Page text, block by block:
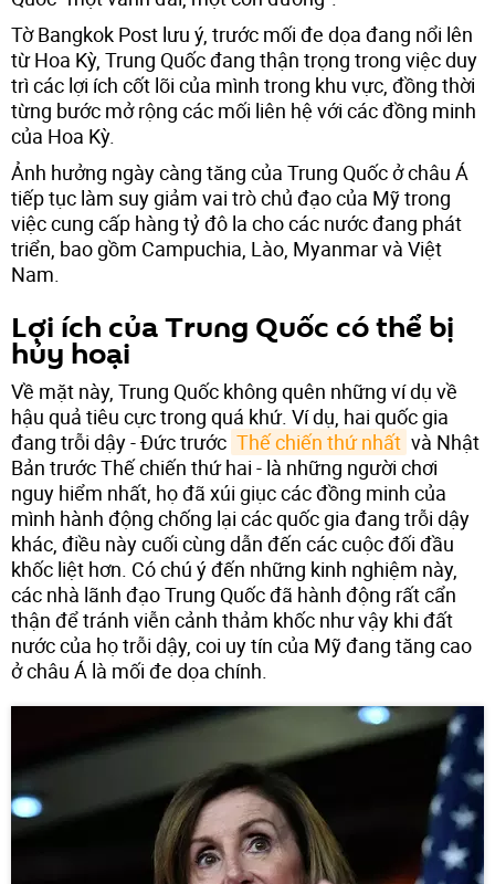
Tờ Bangkok Post lưu ý, trước mối đe dọa đang nổi lên
từ Hoa Kỳ, Trung Quốc đang thận trọng trong việc duy
trì các lợi ích cốt lõi của mình trong khu vực, đồng thời
từng bước mở rộng các mối liên hệ với các đồng minh
của Hoa Kỳ.
Ảnh hưởng ngày càng tăng của Trung Quốc ở châu Á
tiếp tục làm suy giảm vai trò chủ đạo của Mỹ trong
việc cung cấp hàng tỷ đô la cho các nước đang phát
triển, bao gồm Campuchia, Lào, Myanmar và Việt
Nam.
Lợi ích của Trung Quốc có thể bị
hủy hoại
Về mặt này, Trung Quốc không quên những ví dụ về
hậu quả tiêu cực trong quá khứ. Ví dụ, hai quốc gia
đang trỗi dậy - Đức trước Thế chiến thứ nhất và Nhật
Bản trước Thế chiến thứ hai - là những người chơi
nguy hiểm nhất, họ đã xúi giục các đồng minh của
mình hành động chống lại các quốc gia đang trỗi dậy
khác, điều này cuối cùng dẫn đến các cuộc đối đầu
khốc liệt hơn. Có chú ý đến những kinh nghiệm này,
các nhà lãnh đạo Trung Quốc đã hành động rất cẩn
thận để tránh viễn cảnh thảm khốc như vậy khi đất
nước của họ trỗi dậy, coi uy tín của Mỹ đang tăng cao
ở châu Á là mối đe dọa chính.